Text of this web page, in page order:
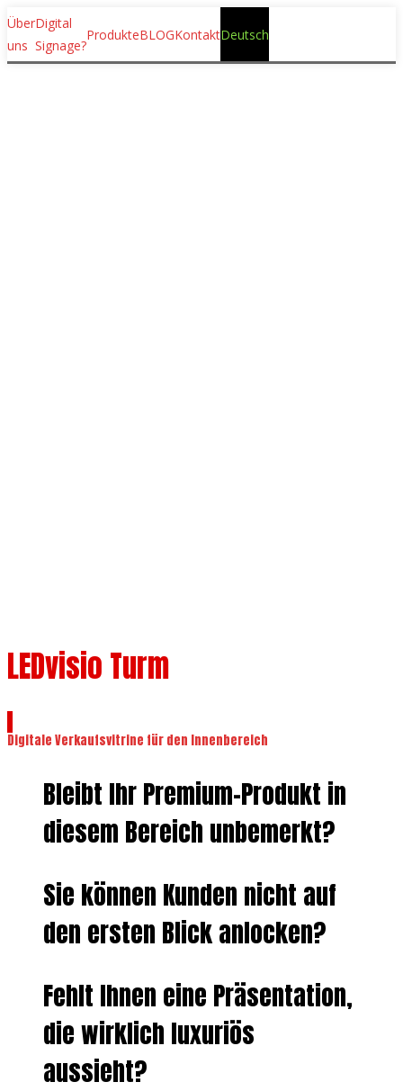
Über
uns
Digital
Signage?
ProdukteBLOGKontaktDeutsch
LEDvisio Turm
Digitale Verkaufsvitrine für den Innenbereich
Bleibt Ihr Premium-Produkt in
diesem Bereich unbemerkt?
Sie können Kunden nicht auf
den ersten Blick anlocken?
Fehlt Ihnen eine Präsentation,
die wirklich luxuriös
aussieht?